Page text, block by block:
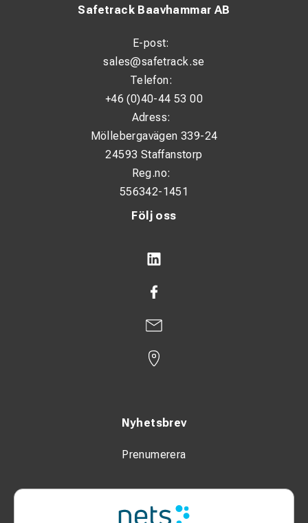
Följ oss
Nyhetsbrev
Prenumerera
Safetrack Baavhammar AB
E-post:
sales@safetrack.se
Telefon:
+46 (0)40-44 53 00
Adress:
Möllebergavägen 339-24
24593 Staffanstorp
Reg.no:
556342-1451